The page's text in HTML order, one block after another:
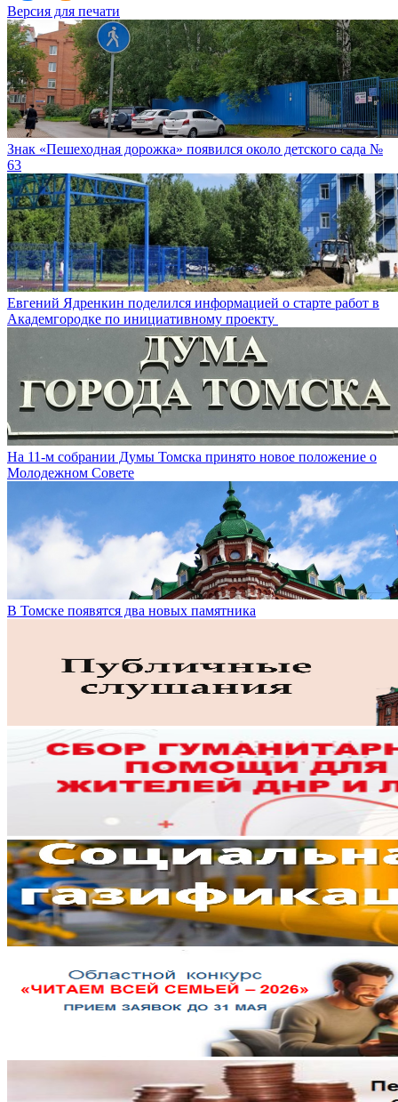
Версия для печати
Знак «Пешеходная дорожка» появился около детского сада №
63
Евгений Ядренкин поделился информацией о старте работ в
Академгородке по инициативному проекту
На 11-м собрании Думы Томска принято новое положение о
Молодежном Совете
В Томске появятся два новых памятника